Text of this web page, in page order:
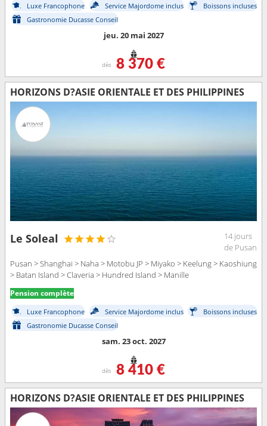
Luxe Francophone Service Majordome inclus
Boissons incluses
Gastronomie Ducasse Conseil
jeu. 20 mai 2027
dès 8 370 €
HORIZONS D?ASIE ORIENTALE ET DES PHILIPPINES
Le Soleal
14 jours
de Pusan
Pusan > Shanghai > Naha > Motobu JP > Miyako > Keelung > Kaoshiung
> Batan Island > Claveria > Hundred Island > Manille
Pension complète
Luxe Francophone Service Majordome inclus
Boissons incluses
Gastronomie Ducasse Conseil
sam. 23 oct. 2027
dès 8 410 €
HORIZONS D?ASIE ORIENTALE ET DES PHILIPPINES